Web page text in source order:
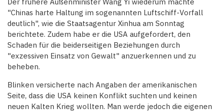
Der frühere Außenminister Wang Yi wiederum machte
"Chinas harte Haltung im sogenannten Luftschiff-Vorfall
deutlich", wie die Staatsagentur Xinhua am Sonntag
berichtete. Zudem habe er die USA aufgefordert, den
Schaden für die beiderseitigen Beziehungen durch
"exzessiven Einsatz von Gewalt" anzuerkennen und zu
beheben.
Blinken versicherte nach Angaben der amerikanischen
Seite, dass die USA keinen Konflikt suchten und keinen
neuen Kalten Krieg wollten. Man werde jedoch die eigenen